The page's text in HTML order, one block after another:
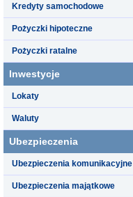
Kredyty samochodowe
Pożyczki hipoteczne
Pożyczki ratalne
Inwestycje
Lokaty
Waluty
Ubezpieczenia
Ubezpieczenia komunikacyjne
Ubezpieczenia majątkowe